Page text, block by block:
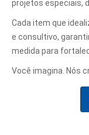
projetos especiais,
Cada item que
e consultivo,
medida para
Você imagina. Nós